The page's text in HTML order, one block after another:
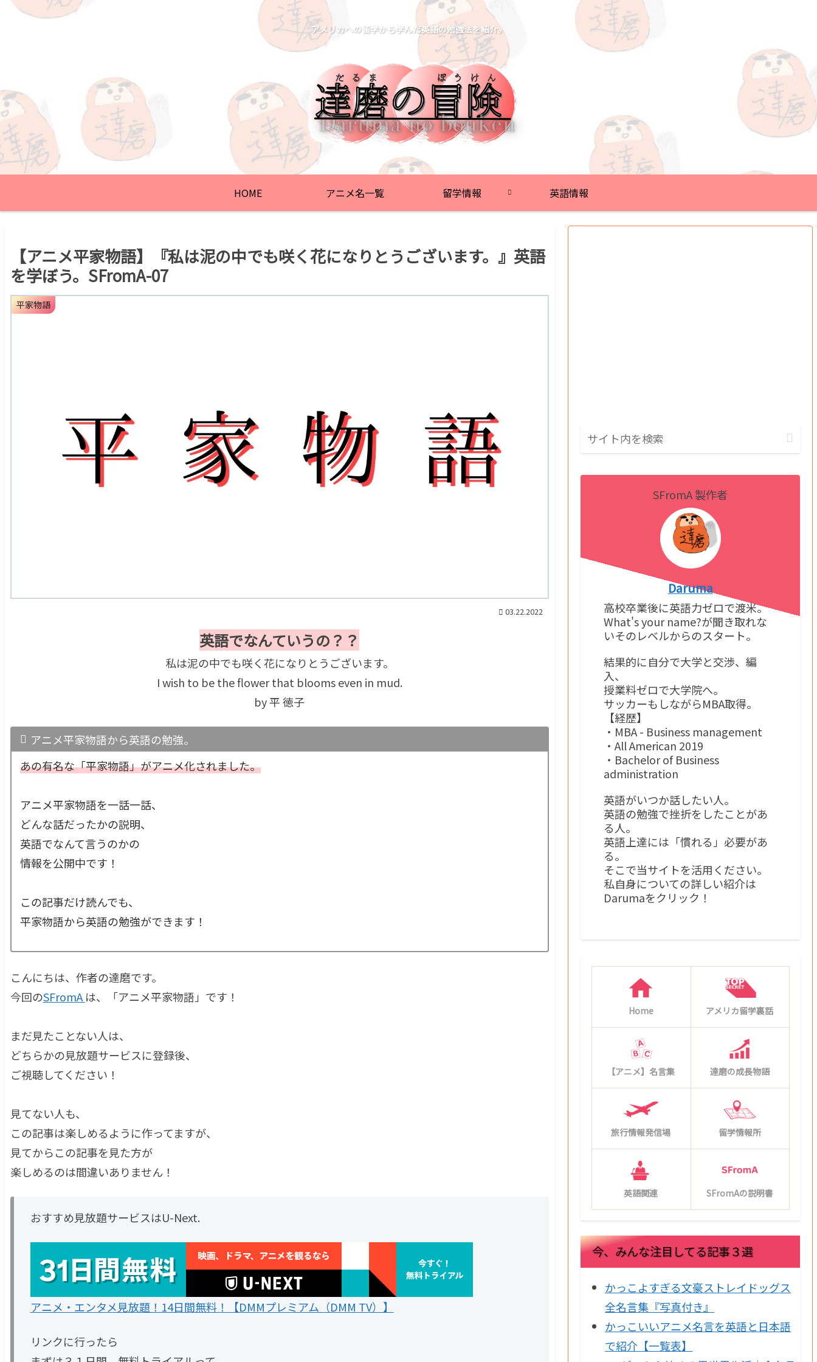
アメリカへの留学から学んだ英語の勉強法を紹介。
HOME アニメ名一覧 留学情報 英語情報
【アニメ平家物語】『私は泥の中でも咲く花になりとうございます。』英語
を学ぼう。SFromA-07
平家物語
03.22.2022
英語でなんていうの？？
私は泥の中でも咲く花になりとうございます。
I wish to be the flower that blooms even in mud.
by 平 徳子
アニメ平家物語から英語の勉強。
あの有名な「平家物語」がアニメ化されました。
アニメ平家物語を一話一話、
どんな話だったかの説明、
英語でなんて言うのかの
情報を公開中です！
この記事だけ読んでも、
平家物語から英語の勉強ができます！
こんにちは、作者の達磨です。
今回のSFromA は、「アニメ平家物語」です！
まだ見たことない人は、
どちらかの見放題サービスに登録後、
ご視聴してください！
見てない人も、
この記事は楽しめるように作ってますが、
見てからこの記事を見た方が
楽しめるのは間違いありません！
おすすめ見放題サービスはU-Next.
アニメ・エンタメ見放題！14日間無料！【DMMプレミアム（DMM TV）】
リンクに行ったら
SFromA 製作者
Daruma
高校卒業後に英語力ゼロで渡米。
What's your name?が聞き取れな
いそのレベルからのスタート。
結果的に自分で大学と交渉、編
入、
授業料ゼロで大学院へ。
サッカーもしながらMBA取得。
【経歴】
・MBA - Business management
・All American 2019
・Bachelor of Business
administration
英語がいつか話したい人。
英語の勉強で挫折をしたことがあ
る人。
英語上達には「慣れる」必要があ
る。
そこで当サイトを活用ください。
私自身についての詳しい紹介は
Darumaをクリック！
Home アメリカ留学裏話
【アニメ】名言集 達磨の成長物語
旅行情報発信場 留学情報所
英語関連 SFromAの説明書
今、みんな注目してる記事３選
かっこよすぎる文豪ストレイドッグス
全名言集『写真付き』
かっこいいアニメ名言を英語と日本語
で紹介【一覧表】